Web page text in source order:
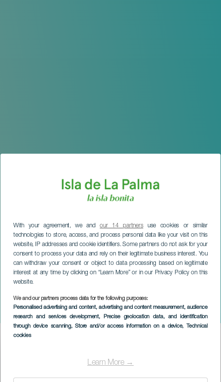
With your agreement, we andour 14 partnersuse cookies or similar
technologies to store, access, and process personal data like your visit on this
website, IP addresses and cookie identifiers. Some partners do not ask for your
consent to process your data and rely on their legitimate business interest. You
can withdraw your consent or object to data processing based on legitimate
interest at any time by clicking on “Learn More” or in our Privacy Policy on this
website.
We and our partners process data for the following purposes:
Personalised advertising and content, advertising and content measurement, audience
research and services development, Precise geolocation data, and identification
through device scanning, Store and/or access information on a device, Technical
cookies
Learn More →
Dames en dames
LA PALMA
Imagen